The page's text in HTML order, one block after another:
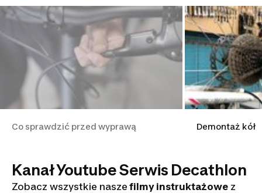
Co sprawdzić przed wyprawą Demontaż kół
Kanał Youtube Serwis Decathlon
Zobacz wszystkie nasze filmy instruktażowe z